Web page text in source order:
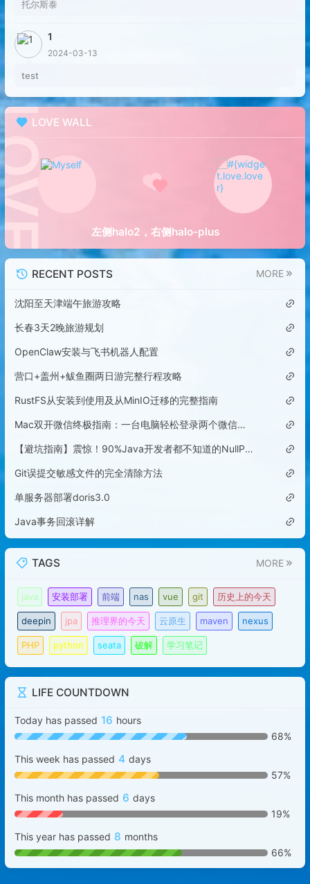
托尔斯泰
1
2024-03-13
test
LOVE WALL
左侧halo2，右侧halo-plus
RECENT POSTS MORE
沈阳至天津端午旅游攻略
长春3天2晚旅游规划
OpenClaw安装与飞书机器人配置
营口+盖州+鲅鱼圈两日游完整行程攻略
RustFS从安装到使用及从MinIO迁移的完整指南
Mac双开微信终极指南：一台电脑轻松登录两个微信账号
【避坑指南】震惊！90%Java开发者都不知道的NullPointerException隐藏陷阱
Git误提交敏感文件的完全清除方法
单服务器部署doris3.0
Java事务回滚详解
TAGS MORE
java 安装部署 前端 nas vue git 历史上的今天
deepin jpa 推理界的今天 云原生 maven nexus
PHP python seata 破解 学习笔记
LIFE COUNTDOWN
Today has passed 16 hours
68%
This week has passed 4 days
57%
This month has passed 6 days
19%
This year has passed 8 months
66%